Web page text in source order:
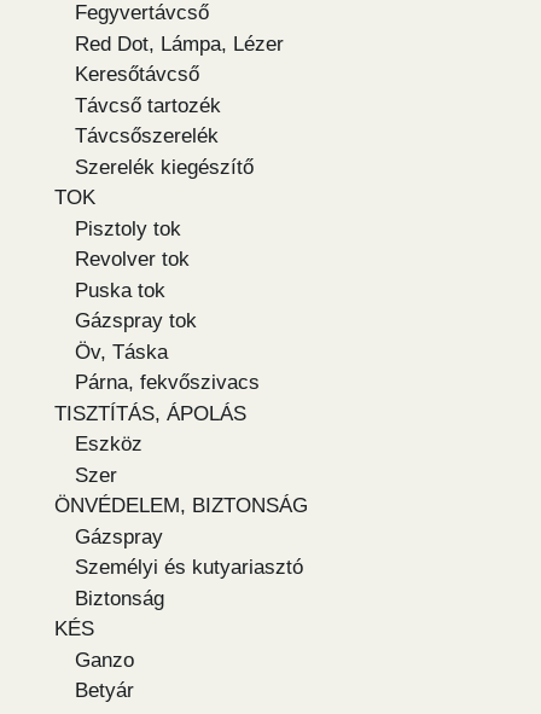
Fegyvertávcső
Red Dot, Lámpa, Lézer
Keresőtávcső
Távcső tartozék
Távcsőszerelék
Szerelék kiegészítő
TOK
Pisztoly tok
Revolver tok
Puska tok
Gázspray tok
Öv, Táska
Párna, fekvőszivacs
TISZTÍTÁS, ÁPOLÁS
Eszköz
Szer
ÖNVÉDELEM, BIZTONSÁG
Gázspray
Személyi és kutyariasztó
Biztonság
KÉS
Ganzo
Betyár